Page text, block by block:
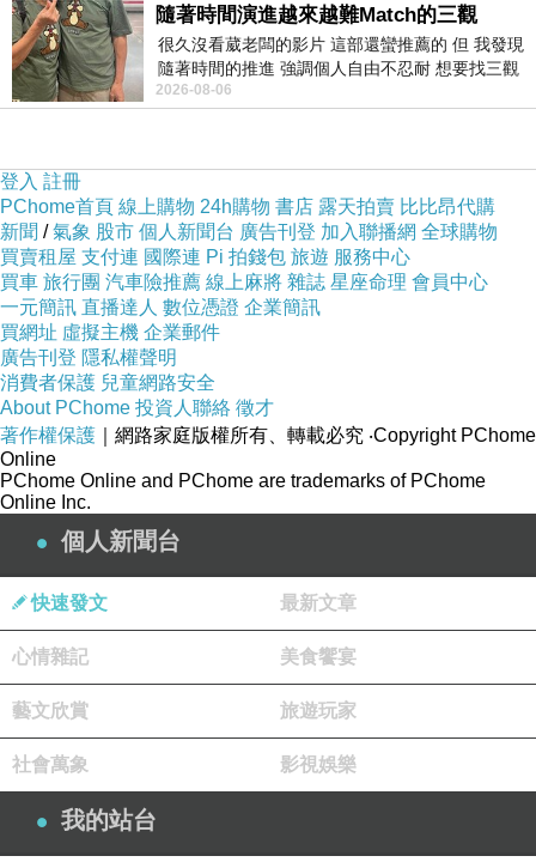
第二個，我自己想到的主題，
我想到的主題，是關於我上次我廢這個主題。
「廢」這個主題可以有很多種詮釋方式來寫文。
1.廢墟與遺跡
以廢墟為背景，描述曾經繁華的地方，如今只剩殘破不堪
的景象。
可以寫一個考古學家在廢墟中尋找過去的故事。
也可以從廢墟中的某個物件出發，勾勒出遺失的時光與記
憶。
2.廢物與邊緣人
以「廢物」自嘲，寫一個自覺無用，被社會淘汰的人，
如何看待自己，或者是否找到人生的價值。
可以寫一個社會邊緣人，
在別人眼中「沒用」，但實際上有著獨特的才能或視角。
3.廢話與無意義對話
以實驗性寫作來展現「廢話」，
例如寫一篇看似毫無意義但充滿趣味性的對話文。
例如兩個人討論「為什麼廢話也能讓人感到快樂」，
用幽默或哲學方式展開。
隨著時間演進越來越難Match的三觀
很久沒看葳老闆的影片 這部還蠻推薦的 但 我發現
隨著時間的推進 強調個人自由不忍耐 想要找三觀
接近的不要說對象 連朋友都超
2026-08-06
登入 註冊
PChome首頁 線上購物 24h購物 書店 露天拍賣 比比昂代購
新聞 /氣象 股市 個人新聞台 廣告刊登 加入聯播網 全球購物
買賣租屋 支付連 國際連 Pi 拍錢包 旅遊 服務中心
買車 旅行團 汽車險推薦 線上麻將 雜誌 星座命理 會員中心
一元簡訊 直播達人 數位憑證 企業簡訊
買網址 虛擬主機 企業郵件
廣告刊登 隱私權聲明
消費者保護 兒童網路安全
About PChome 投資人聯絡 徵才
著作權保護 ｜網路家庭版權所有、轉載必究 ‧Copyright PChome
Online
PChome Online and PChome are trademarks of PChome
Online Inc.
個人新聞台
快速發文 最新文章
心情雜記 美食饗宴
藝文欣賞 旅遊玩家
社會萬象 影視娛樂
我的站台